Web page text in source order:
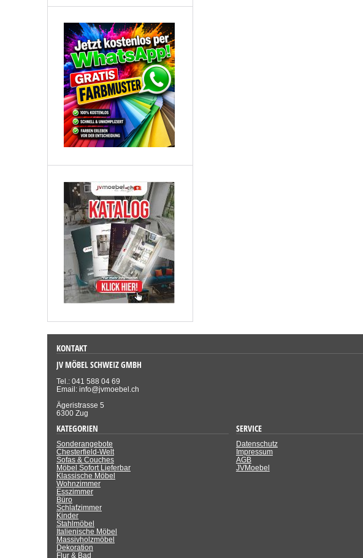
KONTAKT
JV MÖBEL SCHWEIZ GMBH
Tel.: 041 588 04 69
Email: info@jvmoebel.ch
Ägeristrasse 5
6300 Zug
KATEGORIEN
Sonderangebote
Chesterfield-Welt
Sofas & Couches
Möbel Sofort Lieferbar
Klassische Möbel
Wohnzimmer
Esszimmer
Büro
Schlafzimmer
Kinder
Stahlmöbel
Italienische Möbel
Massivholzmöbel
Dekoration
Flur & Bad
SERVICE
Datenschutz
Impressum
AGB
JVMoebel